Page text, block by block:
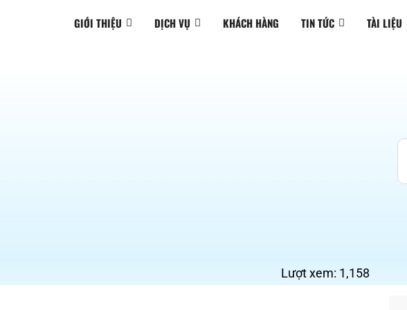
GIỚI THIỆU DỊCH VỤ KHÁCH HÀNG TIN TỨC TÀI LIỆU
Lượt xem: 1,158